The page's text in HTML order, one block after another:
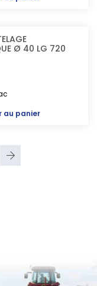
Ø 40 LG 720
au panier